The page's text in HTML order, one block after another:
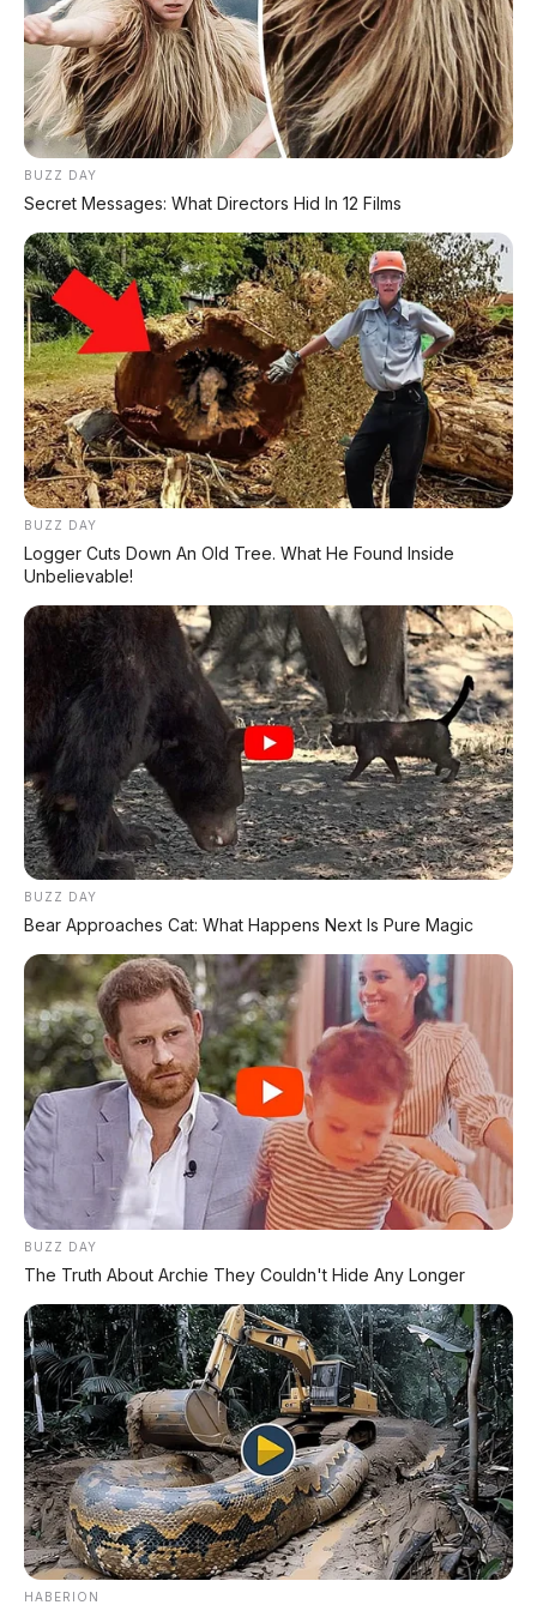
PROMO TERBATAS!
Voucher Belanja Rp 100.000
*Klik untuk klaim di marketplace pilihanmu
AMBIL >
REKOMENDASI UNTUK ANDA
⚡ BYD Leopard 8: SUV Off-Road PHEV
748 HP Siap Tantang Land Cruiser!
⚡ Harga BBM 1 Agustus 2026: Bensin
Turun Rp1.000, Solar Naik Rp570
⚡ Chery Tiggo 5 Sport: SUV Kompak
Sporty 156 HP dengan Chip Snapdragon
BUZZ DAY
Secret Messages: What Directors Hid In 12 Films
BUZZ DAY
Logger Cuts Down An Old Tree. What He Found Inside
Unbelievable!
BUZZ DAY
Bear Approaches Cat: What Happens Next Is Pure Magic
BUZZ DAY
The Truth About Archie They Couldn't Hide Any Longer
HABERION